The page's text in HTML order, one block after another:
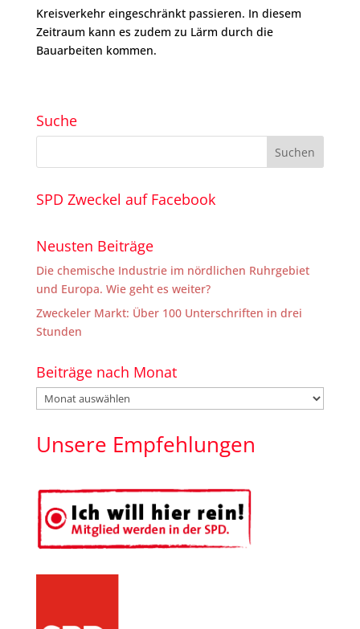
Kreisverkehr eingeschränkt passieren. In diesem
Zeitraum kann es zudem zu Lärm durch die
Bauarbeiten kommen.
Suche
SPD Zweckel auf Facebook
Neusten Beiträge
Die chemische Industrie im nördlichen Ruhrgebiet
und Europa. Wie geht es weiter?
Zweckeler Markt: Über 100 Unterschriften in drei
Stunden
Beiträge nach Monat
Beiträge
nach
Unsere Empfehlungen